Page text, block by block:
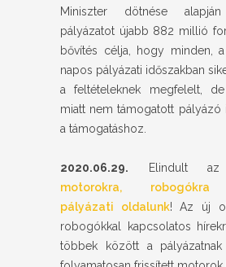
Miniszter dötnése
pályázatot újabb 882 millió
bővítés célja, hogy minden,
napos pályázati időszakban
a feltételeknek megfelelt,
miatt nem támogatott pályázó
a támogatáshoz.
2020.06.29. Elindult
motorokra, robogókra
pályázati oldalunk! Az új
robogókkal kapcsolatos
többek között a